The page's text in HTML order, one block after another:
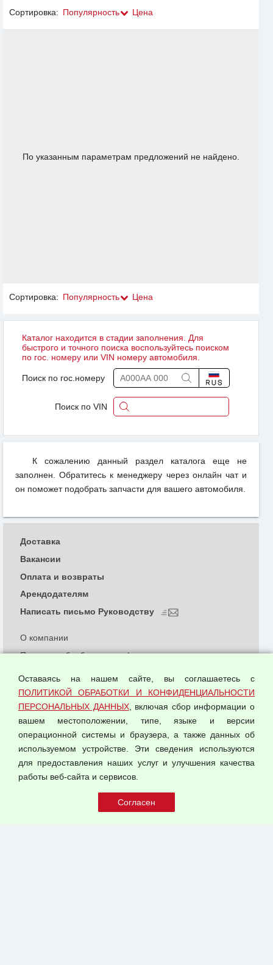
Сортировка: Популярность Цена
По указанным параметрам предложений не найдено.
Сортировка: Популярность Цена
Каталог находится в стадии заполнения. Для
быстрого и точного поиска воспользуйтесь поиском
по гос. номеру или VIN номеру автомобиля.
Поиск по гос.номеру
Поиск по VIN
К сожалению данный раздел каталога еще не
заполнен. Обратитесь к менеджеру через онлайн чат и
он поможет подобрать запчасти для вашего автомобиля.
© 2026 ООО "Феникс"
О компании
Политика обработки и конфиденциальности
Согласием на обработку персональных данных
Оферта оптовой купли-продажи
Публичная оферта
Доставка
Вакансии
Оплата и возвраты
Арендодателям
Написать письмо Руководству
Оставаясь на нашем сайте, вы соглашаетесь с
ПОЛИТИКОЙ ОБРАБОТКИ И КОНФИДЕНЦИАЛЬНОСТИ
ПЕРСОНАЛЬНЫХ ДАННЫХ, включая сбор информации о
вашем местоположении, типе, языке и версии
операционной системы и браузера, а также данных об
используемом устройстве. Эти сведения используются
для предоставления наших услуг и улучшения качества
работы веб-сайта и сервисов.